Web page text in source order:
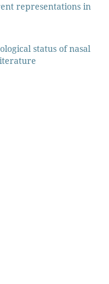
representations in
status of nasal